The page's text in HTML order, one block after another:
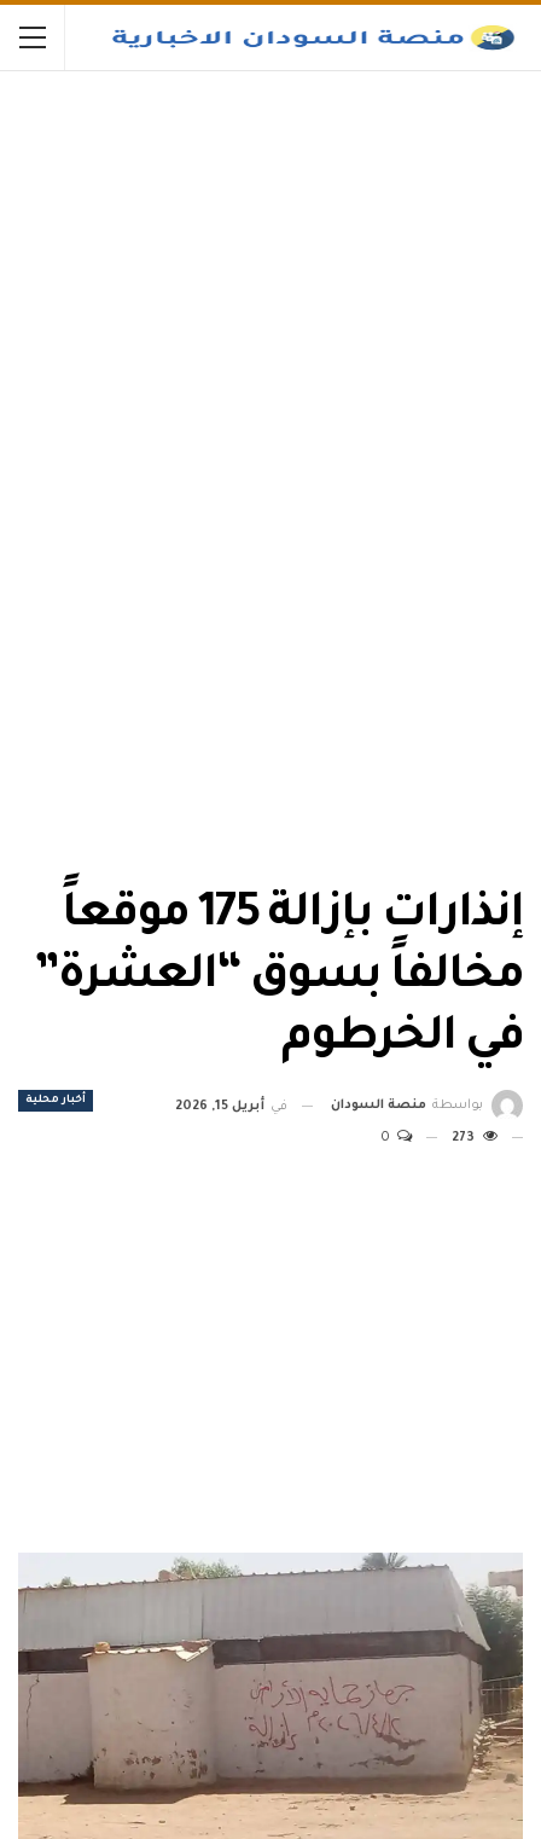
إنذارات بإزالة 175 موقعاً
مخالفاً بسوق “العشرة”
في الخرطوم
أخبار محلية بواسطة منصة السودان في أبريل 15, 2026
273